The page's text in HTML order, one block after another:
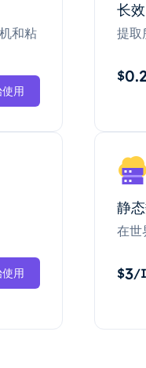
和粘
用
长
提取
$
用
静
在世
$3/